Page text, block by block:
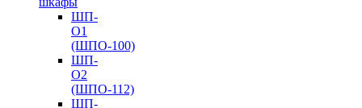
ШП-
О1
(ШПО-100)
ШП-
О2
(ШПО-112)
ШП-